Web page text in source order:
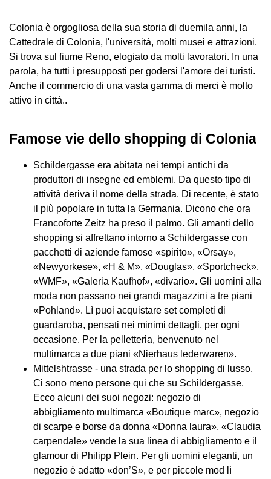
Colonia è orgogliosa della sua storia di duemila anni, la
Cattedrale di Colonia, l'università, molti musei e attrazioni.
Si trova sul fiume Reno, elogiato da molti lavoratori. In una
parola, ha tutti i presupposti per godersi l'amore dei turisti.
Anche il commercio di una vasta gamma di merci è molto
attivo in città..
Famose vie dello shopping di Colonia
Schildergasse era abitata nei tempi antichi da
produttori di insegne ed emblemi. Da questo tipo di
attività deriva il nome della strada. Di recente, è stato
il più popolare in tutta la Germania. Dicono che ora
Francoforte Zeitz ha preso il palmo. Gli amanti dello
shopping si affrettano intorno a Schildergasse con
pacchetti di aziende famose «spirito», «Orsay»,
«Newyorkese», «H & M», «Douglas», «Sportcheck»,
«WMF», «Galeria Kaufhof», «divario». Gli uomini alla
moda non passano nei grandi magazzini a tre piani
«Pohland». Lì puoi acquistare set completi di
guardaroba, pensati nei minimi dettagli, per ogni
occasione. Per la pelletteria, benvenuto nel
multimarca a due piani «Nierhaus lederwaren».
Mittelshtrasse - una strada per lo shopping di lusso.
Ci sono meno persone qui che su Schildergasse.
Ecco alcuni dei suoi negozi: negozio di
abbigliamento multimarca «Boutique marc», negozio
di scarpe e borse da donna «Donna laura», «Claudia
carpendale» vende la sua linea di abbigliamento e il
glamour di Philipp Plein. Per gli uomini eleganti, un
negozio è adatto «don’S», e per piccole mod lì